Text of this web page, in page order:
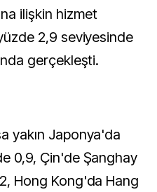
ilişkin hizmet
2,9 seviyesinde
gerçekleşti.
yakın Japonya'da
0,9, Çin'de Şanghay
Hong Kong'da Hang